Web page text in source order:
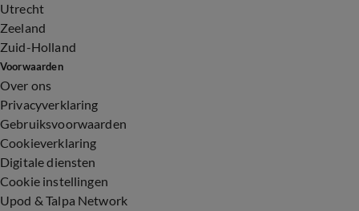
Utrecht
Zeeland
Zuid-Holland
Voorwaarden
Over ons
Privacyverklaring
Gebruiksvoorwaarden
Cookieverklaring
Digitale diensten
Cookie instellingen
Upod & Talpa Network